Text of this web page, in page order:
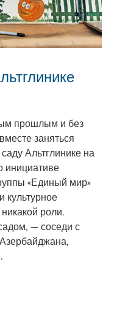
прошлым и без
заняться
Альтглинике на
инициативе
«Единый мир»
культурное
роли.
— соседи с